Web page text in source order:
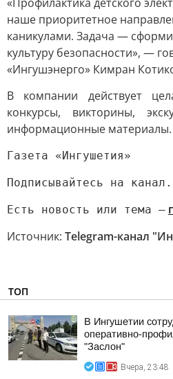
наше приоритетное
каникулами. Задача —
культуру безопасности», —
«Ингушэнерго» Кимран
В компании действует
конкурсы, викторины,
информационные материалы.
Газета «Ингушетия»
Подписывайтесь на канал.
Есть новость или тема —
Источник: Telegram-канал
ТОП
В Ингушетии
оперативно-
"Заслон"
Вчера, 23:48